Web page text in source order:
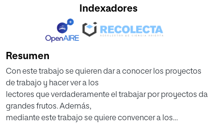
Indexadores
Resumen
Con este trabajo se quieren dar a conocer los proyectos
de trabajo y hacer ver a los
lectores que verdaderamente el trabajar por proyectos da
grandes frutos. Además,
mediante este trabajo se quiere convencer a los